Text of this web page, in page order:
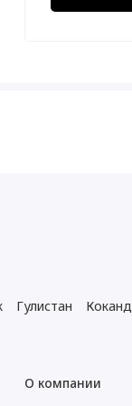
Гулистан Коканд
О компании